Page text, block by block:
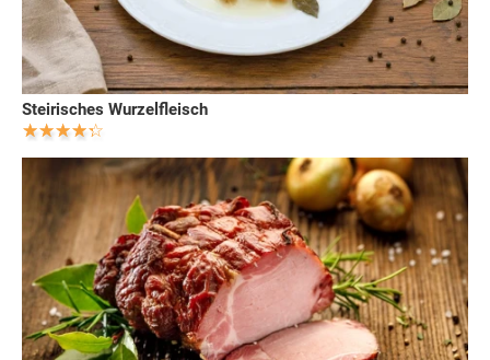
Steirisches Wurzelfleisch